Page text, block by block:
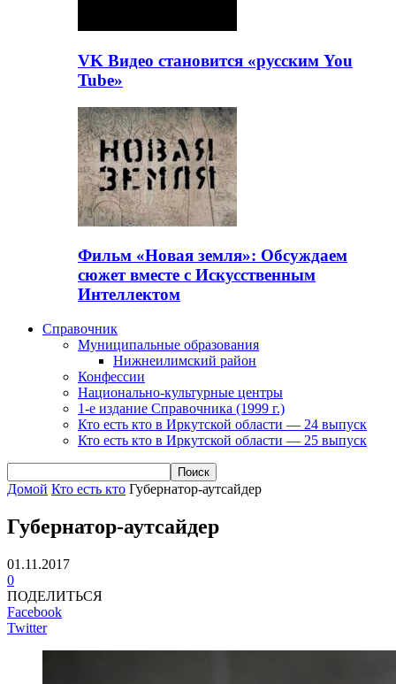
VK Видео становится «русским You
Tube»
Фильм «Новая земля»: Обсуждаем
сюжет вместе с Искусственным
Интеллектом
Справочник
Муниципальные образования
Нижнеилимский район
Конфессии
Национально-культурные центры
1-е издание Справочника (1999 г.)
Кто есть кто в Иркутской области — 24 выпуск
Кто есть кто в Иркутской области — 25 выпуск
Домой Кто есть кто Губернатор-аутсайдер
Губернатор-аутсайдер
01.11.2017
0
ПОДЕЛИТЬСЯ
Facebook
Twitter